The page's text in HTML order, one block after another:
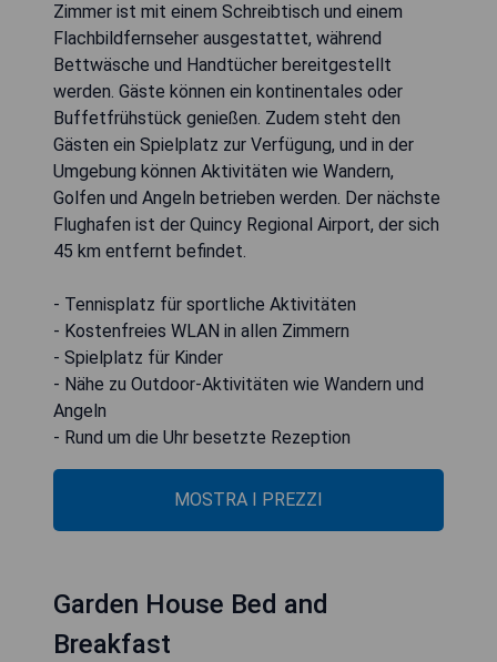
Zimmer ist mit einem Schreibtisch und einem
Flachbildfernseher ausgestattet, während
Bettwäsche und Handtücher bereitgestellt
werden. Gäste können ein kontinentales oder
Buffetfrühstück genießen. Zudem steht den
Gästen ein Spielplatz zur Verfügung, und in der
Umgebung können Aktivitäten wie Wandern,
Golfen und Angeln betrieben werden. Der nächste
Flughafen ist der Quincy Regional Airport, der sich
45 km entfernt befindet.
- Tennisplatz für sportliche Aktivitäten
- Kostenfreies WLAN in allen Zimmern
- Spielplatz für Kinder
- Nähe zu Outdoor-Aktivitäten wie Wandern und
Angeln
- Rund um die Uhr besetzte Rezeption
MOSTRA I PREZZI
Garden House Bed and
Breakfast